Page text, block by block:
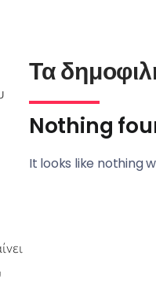
Τα
Nothing
It looks like nothing